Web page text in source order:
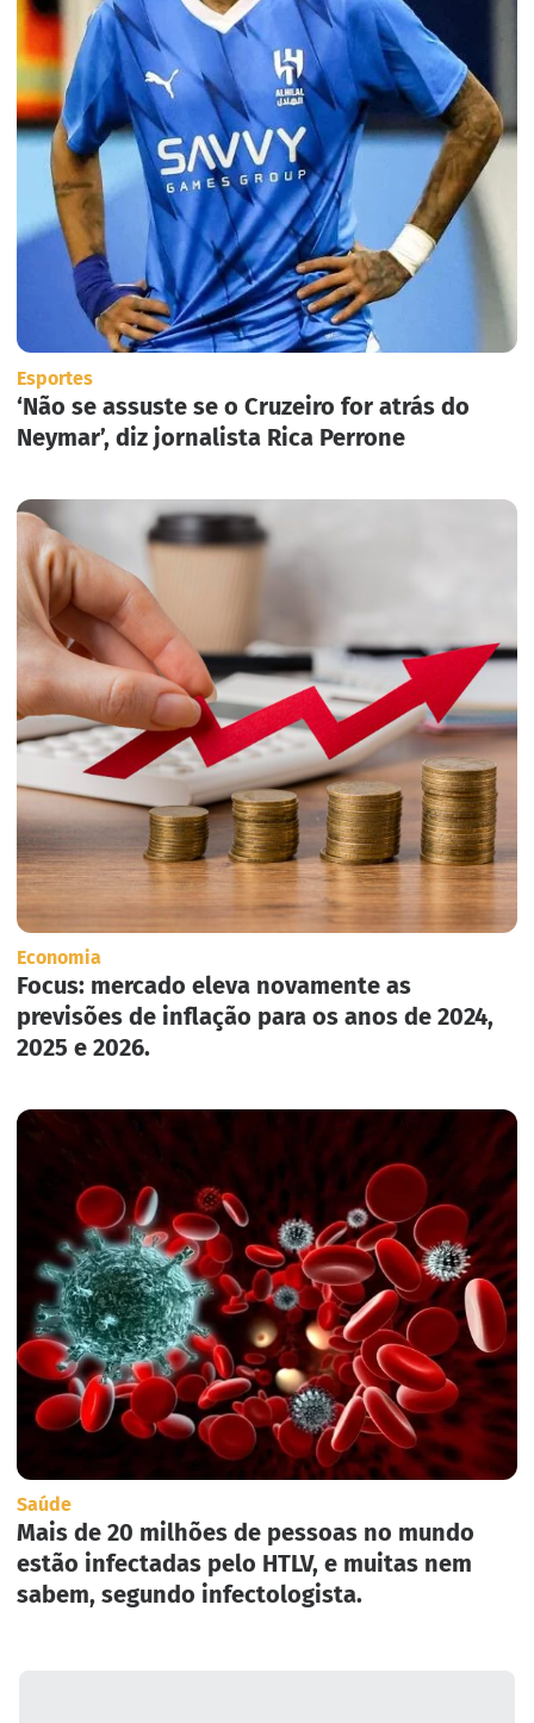
Esportes
‘Não se assuste se o Cruzeiro for atrás do
Neymar’, diz jornalista Rica Perrone
Economia
Focus: mercado eleva novamente as
previsões de inflação para os anos de 2024,
2025 e 2026.
Saúde
Mais de 20 milhões de pessoas no mundo
estão infectadas pelo HTLV, e muitas nem
sabem, segundo infectologista.